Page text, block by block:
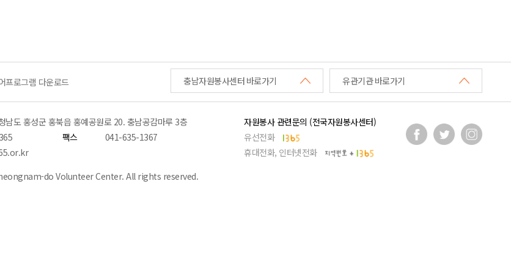
프로그램 다운로드 충남자원봉사센터 바로가기 유관기관 바로가기
남도 홍성군 홍북읍 홍예공원로 20. 충남공감마루 3층
팩스
041-635-1367
자원봉사 관련문의 (전국자원봉사센터)
유선전화
휴대전화, 인터넷전화
do Volunteer Center. All rights reserved.